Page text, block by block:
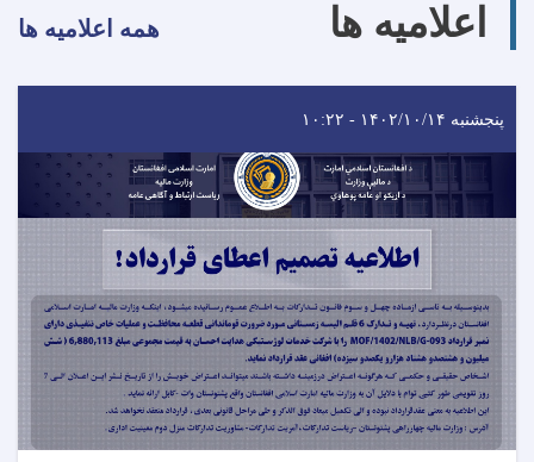
اعلامیه ها همه اعلامیه ها
پنجشنبه ۱۴۰۲/۱۰/۱۴ - ۱۰:۲۲